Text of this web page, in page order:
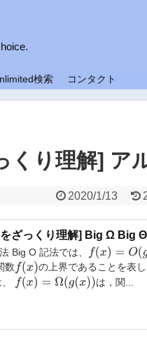
検索 コンタクト
くり理解] ア
2020/1/13
をざっくり理解] Big Ω Big Θ
Big O 記法では、 f(x)=O(g x))
数 f(x)
の上界であることを表
f(x)=Ω (g x)) は，関...